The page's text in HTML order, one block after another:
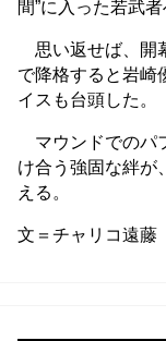
間”に入った若武
思い返せば、開
で降格すると岩崎
イスも台頭した。
マウンドでのパ
け合う強固な絆が
える。
文＝チャリコ遠藤